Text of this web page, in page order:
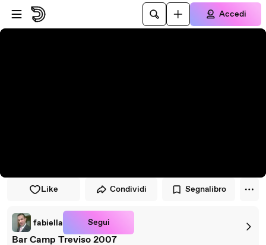
Vai al lettore
Passa al contenuto principale
Accedi
Like Condividi Segnalibro
fabiella Segui
Bar Camp Treviso 2007